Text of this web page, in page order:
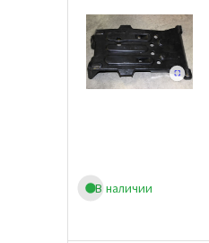
В наличии